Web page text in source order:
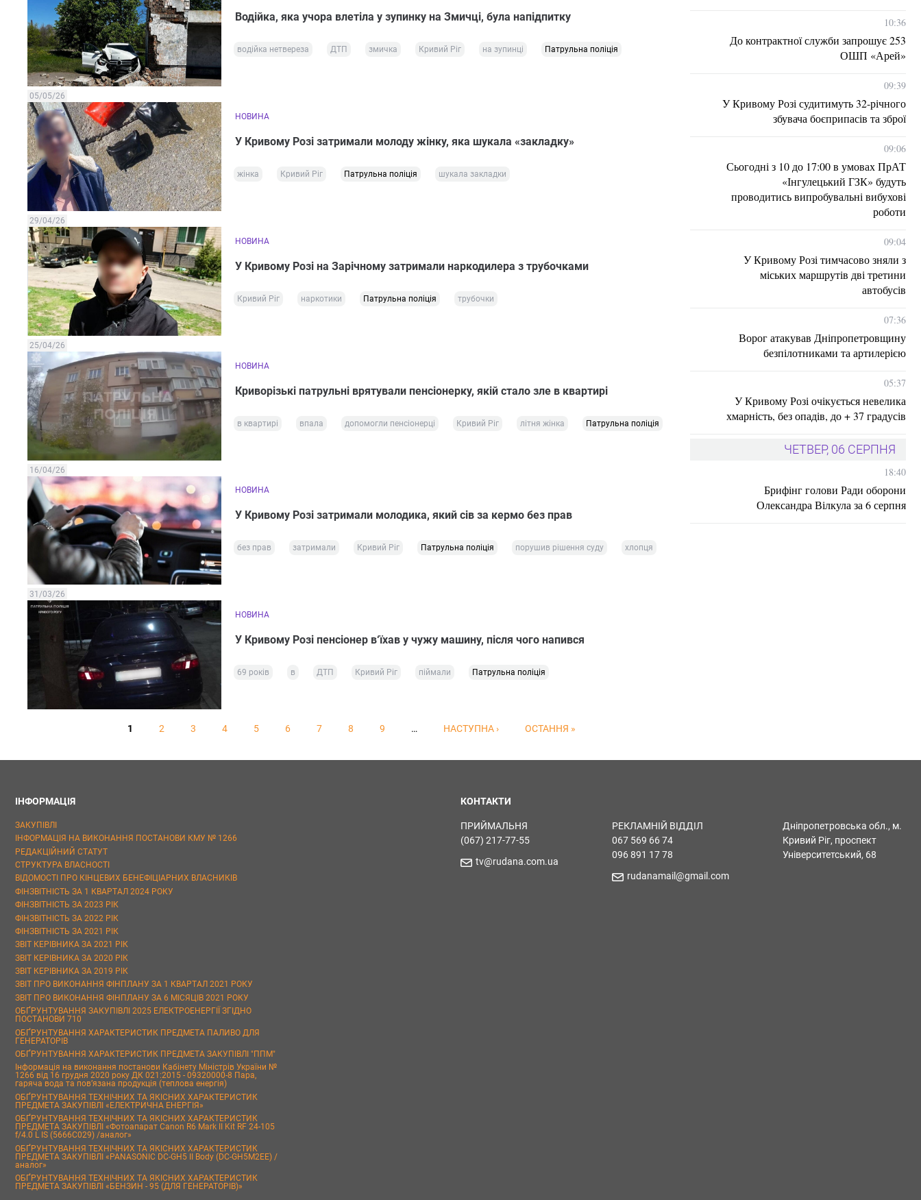
Водійка, яка учора влетіла у зупинку на Змичці, була напідпитку
водійка нетвереза ДТП змичка Кривий Ріг на зупинці Патрульна поліція
05/05/26
НОВИНА
У Кривому Розі затримали молоду жінку, яка шукала «закладку»
жінка Кривий Ріг Патрульна поліція шукала закладки
29/04/26
НОВИНА
У Кривому Розі на Зарічному затримали наркодилера з трубочками
Кривий Ріг наркотики Патрульна поліція трубочки
25/04/26
НОВИНА
Криворізькі патрульні врятували пенсіонерку, якій стало зле в квартирі
в квартирі впала допомогли пенсіонерці Кривий Ріг літня жінка Патрульна поліція
16/04/26
НОВИНА
У Кривому Розі затримали молодика, який сів за кермо без прав
без прав затримали Кривий Ріг Патрульна поліція порушив рішення суду хлопця
31/03/26
НОВИНА
У Кривому Розі пенсіонер в‘їхав у чужу машину, після чого напився
69 років в ДТП Кривий Ріг піймали Патрульна поліція
1 2 3 4 5 6 7 8 9 … НАСТУПНА › ОСТАННЯ »
10:36
До контрактної служби запрошує 253
ОШП «Арей»
09:39
У Кривому Розі судитимуть 32-річного
збувача боєприпасів та зброї
09:06
Сьогодні з 10 до 17:00 в умовах ПрАТ
«Інгулецький ГЗК» будуть
проводитись випробувальні вибухові
роботи
09:04
У Кривому Розі тимчасово зняли з
міських маршрутів дві третини
автобусів
07:36
Ворог атакував Дніпропетровщину
безпілотниками та артилерією
05:37
У Кривому Розі очікується невелика
хмарність, без опадів, до + 37 градусів
ЧЕТВЕР, 06 СЕРПНЯ
18:40
Брифінг голови Ради оборони
Олександра Вілкула за 6 серпня
ІНФОРМАЦІЯ
ЗАКУПІВЛІ
ІНФОРМАЦІЯ НА ВИКОНАННЯ ПОСТАНОВИ КМУ № 1266
РЕДАКЦІЙНИЙ СТАТУТ
СТРУКТУРА ВЛАСНОСТІ
ВІДОМОСТІ ПРО КІНЦЕВИХ БЕНЕФІЦІАРНИХ ВЛАСНИКІВ
ФІНЗВІТНІСТЬ ЗА 1 КВАРТАЛ 2024 РОКУ
ФІНЗВІТНІСТЬ ЗА 2023 РІК
ФІНЗВІТНІСТЬ ЗА 2022 РІК
ФІНЗВІТНІСТЬ ЗА 2021 РІК
ЗВІТ КЕРІВНИКА ЗА 2021 РІК
ЗВІТ КЕРІВНИКА ЗА 2020 РІК
ЗВІТ КЕРІВНИКА ЗА 2019 РІК
ЗВІТ ПРО ВИКОНАННЯ ФІНПЛАНУ ЗА 1 КВАРТАЛ 2021 РОКУ
ЗВІТ ПРО ВИКОНАННЯ ФІНПЛАНУ ЗА 6 МІСЯЦІВ 2021 РОКУ
ОБҐРУНТУВАННЯ ЗАКУПІВЛІ 2025 ЕЛЕКТРОЕНЕРГІЇ ЗГІДНО
ПОСТАНОВИ 710
ОБҐРУНТУВАННЯ ХАРАКТЕРИСТИК ПРЕДМЕТА ПАЛИВО ДЛЯ
ГЕНЕРАТОРІВ
ОБҐРУНТУВАННЯ ХАРАКТЕРИСТИК ПРЕДМЕТА ЗАКУПІВЛІ "ППМ"
Інформація на виконання постанови Кабінету Міністрів України №
1266 від 16 грудня 2020 року ДК 021:2015 - 09320000-8 Пара,
гаряча вода та пов’язана продукція (теплова енергія)
ОБҐРУНТУВАННЯ ТЕХНІЧНИХ ТА ЯКІСНИХ ХАРАКТЕРИСТИК
ПРЕДМЕТА ЗАКУПІВЛІ «ЕЛЕКТРИЧНА ЕНЕРГІЯ»
ОБҐРУНТУВАННЯ ТЕХНІЧНИХ ТА ЯКІСНИХ ХАРАКТЕРИСТИК
ПРЕДМЕТА ЗАКУПІВЛІ «Фотоапарат Canon R6 Mark II Kit RF 24-105
f/4.0 L IS (5666C029) /аналог»
ОБҐРУНТУВАННЯ ТЕХНІЧНИХ ТА ЯКІСНИХ ХАРАКТЕРИСТИК
ПРЕДМЕТА ЗАКУПІВЛІ «PANASONIC DC-GH5 II Body (DC-GH5M2EE) /
аналог»
ОБҐРУНТУВАННЯ ТЕХНІЧНИХ ТА ЯКІСНИХ ХАРАКТЕРИСТИК
ПРЕДМЕТА ЗАКУПІВЛІ «БЕНЗИН - 95 (ДЛЯ ГЕНЕРАТОРІВ)»
КОНТАКТИ
ПРИЙМАЛЬНЯ
(067) 217-77-55
tv@rudana.com.ua
РЕКЛАМНІЙ ВІДДІЛ
067 569 66 74
096 891 17 78
rudanamail@gmail.com
Дніпропетровська обл., м.
Кривий Ріг, проспект
Університетський, 68